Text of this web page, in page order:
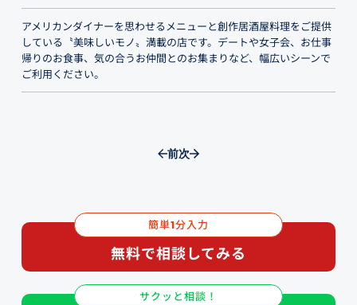
アメリカンダイナーを思わせるメニューと創作居酒屋料理をご提供
している〝美味しいモノ〟満載の店です。デートや女子会、お仕事
帰りのお食事、気の合うお仲間とのお集まりなど、幅広いシーンで
ご利用ください。
前次
簡単1分入力
無料で相談してみる
サクッと相談！